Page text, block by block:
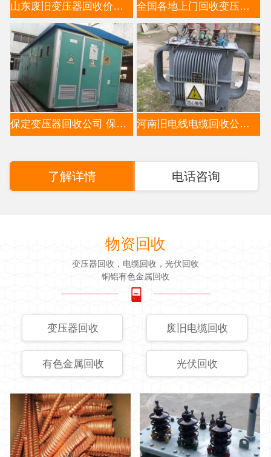
山东废旧变压器回收价格分析-推荐山东变压器回收公司 全国各地上门回收变压器公司电话13521663353（高价上门回
保定变压器回收公司 保定电缆回收公司 保定上门收购变 河南旧电线电缆回收公司,河南变压器回收公司
了解详情 电话咨询
物资回收
变压器回收，电缆回收，光伏回收
铜铝有色金属回收
变压器回收 废旧电缆回收
有色金属回收 光伏回收